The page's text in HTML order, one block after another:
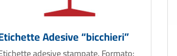
Adesive “bicchieri”